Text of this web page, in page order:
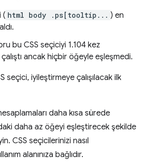
( html body .ps[tooltip... ) en
bu CSS seçiciyi 1.104 kez
ancak hiçbir öğeyle eşleşmedi.
seçici, iyileştirmeye çalışılacak ilk
daha kısa sürede
daha az öğeyi eşleştirecek şekilde
CSS seçicilerinizi nasıl
alanınıza bağlıdır.